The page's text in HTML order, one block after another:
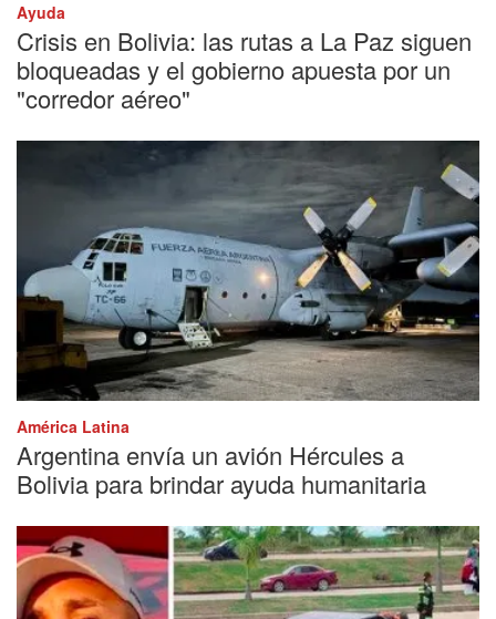
Ayuda
Crisis en Bolivia: las rutas a La Paz siguen
bloqueadas y el gobierno apuesta por un
"corredor aéreo"
América Latina
Argentina envía un avión Hércules a
Bolivia para brindar ayuda humanitaria